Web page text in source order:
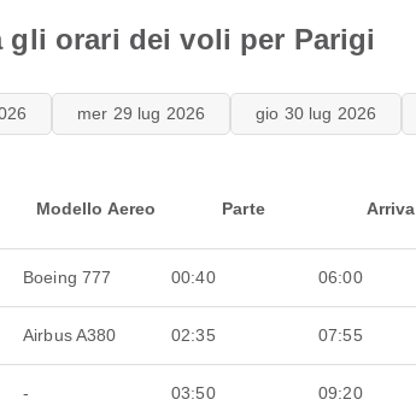
gli orari dei voli per Parigi
mer 29 lug 2026 gio 30 lug 2026
Modello Aereo Parte Arriva
Boeing 777 00:40 06:00
Airbus A380 02:35 07:55
- 03:50 09:20